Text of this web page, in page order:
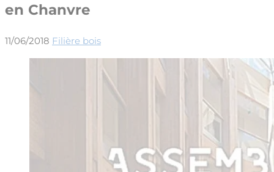
en Chanvre
11/06/2018 Filière bois